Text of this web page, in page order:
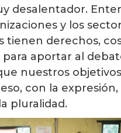
desalentador.
y los
tienen derechos,
para aportar al
nuestros
con la expresión,
pluralidad.